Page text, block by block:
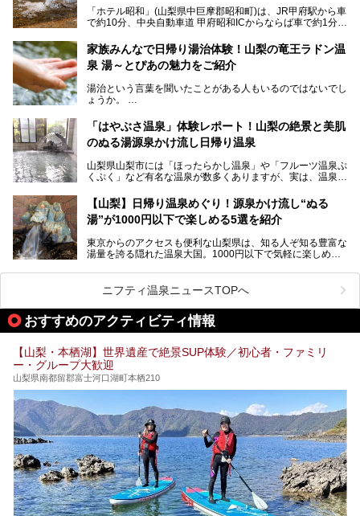
向にありますが、「古湯坊 源泉舘」では本来あるべき混浴
の姿が保たれている点に注目すべきでしょう。
今回は足元湧出の混浴温泉である「かくし湯大岩風呂」をは
じめ、湯治棟である「別館神泉」を中心に「古湯坊 源泉
舘」の全貌を徹底紹介します。
「ホテル昭和」(山梨県中巨摩郡昭和町)は、JR甲府駅から車
で約10分、中央自動車道 甲府昭和ICからならば車で約1分の
から、一人泊でも6,000円台から宿泊可能です。
しかし、最大の魅力は“温泉そのもの”でしょう。自家源泉を
統の単純温泉は、入浴すると実にサッパリ爽快。日帰り入浴
不可なこともあり、全国の温泉ファンがこの温泉を求めて
では循環濾過の沸かし湯が一般的ですが、ここは本物の極上
温泉。まさに価格破壊と言えるクオリティです。
室や無料朝食などをご紹介。温泉通が口を揃えて絶賛する神
コスパ宿の全貌を徹底解説します！
家族みんなで日帰り湯治体験！山梨の竜王ラドン温
泉 湯～とぴあの魅力をご紹介
湯治という言葉を聞いたことがある人もいるのではないでし
ょうか。
なかなか体験できない、湯治体験が日帰りでできる温浴施設
が山梨にあります。
ぴあ」の魅力をご紹介します。
提供元：株式会社湯ーとぴあ【PR】
この記事は株式会社湯ーとぴあのPRレポート記事です。
「はやぶさ温泉」体験レポート！山梨の絶景と美肌
のぬる湯源泉かけ流し日帰り温泉
山梨県山梨市には「ほったらかし温泉」や「フルーツ温泉ぷ
くぷく」など有名な温泉が数多くありますが、実は、温泉マ
です。今回紹介する「はやぶさ温泉」も、そのひとつ。温泉
はもちろん、絶景や地元食材を活かしたグルメも堪能できま
す。
します。
【山梨】日帰り温泉めぐり！源泉かけ流し“ぬる
湯”が1000円以下で楽しめる5選を紹介
東京からのアクセスも便利な山梨県は、知る人ぞ知る豊富な
湯量を誇る隠れた温泉大国。1000円以下で気軽に楽しめ
も、これからの季節に嬉しい、じんわりと体の芯まで温ま
る“ぬる湯”が豊富なのも魅力。今回は、湯質も抜群で心ゆく
までリラックスできる山梨のお得な日帰り温泉を、実際体験
した感想と共に紹介します。
※ぬる湯とは35℃～39℃程度の体温に近いぬるめ温泉のこ
ニフティ温泉ニュースTOPへ
おすすめのアクティビティ情報
【山梨・本栖湖】世界遺産で絶景SUP体験／初心者・ファミリ
ー・グループ大歓迎
山梨県南都留郡富士河口湖町本栖210